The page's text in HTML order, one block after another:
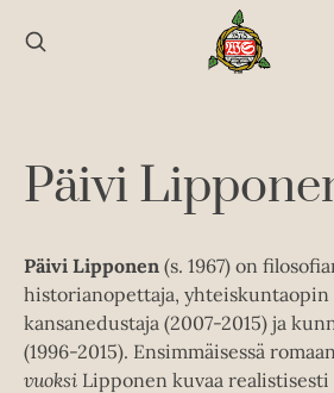
sisältöön
Päivi
Päivi Lipponen (s. 1967) on
historianopettaja, yhteiskuntaopin
kansanedustaja (2007-2015) ja
(1996-2015). Ensimmäisessä
vuoksi Lipponen kuvaa